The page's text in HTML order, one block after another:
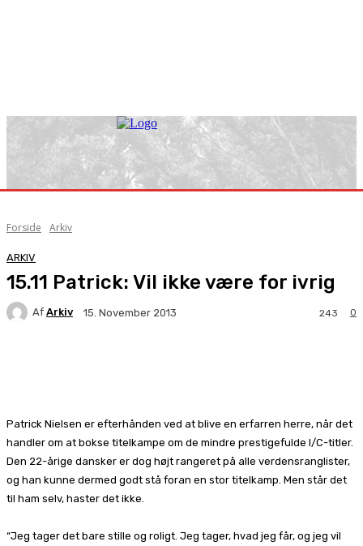
Forside Arkiv
ARKIV
15.11 Patrick: Vil ikke være for ivrig
Af Arkiv 15. November 2013 0
243
Patrick Nielsen er efterhånden ved at blive en erfarren herre, når det
handler om at bokse titelkampe om de mindre prestigefulde I/C-titler.
Den 22-årige dansker er dog højt rangeret på alle verdensranglister,
og han kunne dermed godt stå foran en stor titelkamp. Men står det
til ham selv, haster det ikke.
“Jeg tager det bare stille og roligt. Jeg tager, hvad jeg får, og jeg vil